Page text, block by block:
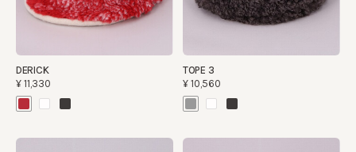
DERICK
¥11,330
TOPE 3
¥10,560